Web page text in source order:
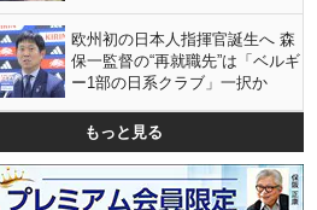
欧州初の日本人指揮官誕生へ 森
保一監督の“再就職先”は「ベルギ
ー1部の日系クラブ」一択か
もっと見る